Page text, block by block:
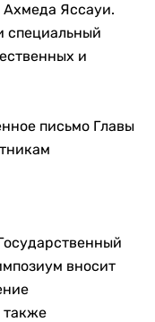
Яссауи.
специальный
и
письмо Главы
вносит
также